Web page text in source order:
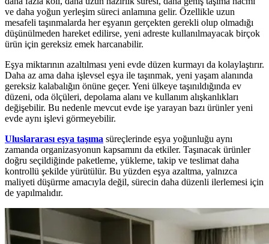
ve daha yoğun yerleşim süreci anlamına gelir. Özellikle uzun
mesafeli taşınmalarda her eşyanın gerçekten gerekli olup olmadığı
düşünülmeden hareket edilirse, yeni adreste kullanılmayacak birçok
ürün için gereksiz emek harcanabilir.
Eşya miktarının azaltılması yeni evde düzen kurmayı da kolaylaştırır.
Daha az ama daha işlevsel eşya ile taşınmak, yeni yaşam alanında
gereksiz kalabalığın önüne geçer. Yeni ülkeye taşınıldığında ev
düzeni, oda ölçüleri, depolama alanı ve kullanım alışkanlıkları
değişebilir. Bu nedenle mevcut evde işe yarayan bazı ürünler yeni
evde aynı işlevi görmeyebilir.
Uluslararası eşya taşıma süreçlerinde eşya yoğunluğu aynı
zamanda organizasyonun kapsamını da etkiler. Taşınacak ürünler
doğru seçildiğinde paketleme, yükleme, takip ve teslimat daha
kontrollü şekilde yürütülür. Bu yüzden eşya azaltma, yalnızca
maliyeti düşürme amacıyla değil, sürecin daha düzenli ilerlemesi için
de yapılmalıdır.